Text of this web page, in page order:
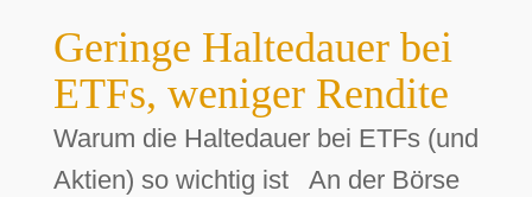
Geringe Haltedauer bei
ETFs, weniger Rendite
Warum die Haltedauer bei ETFs (und
Aktien) so wichtig ist An der Börse